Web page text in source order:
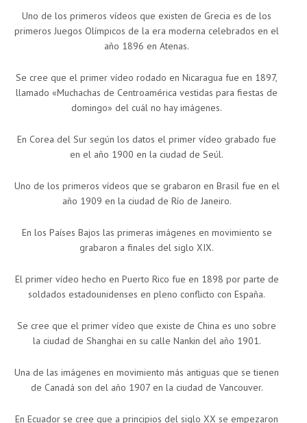
Uno de los primeros vídeos que existen de Grecia es de los
primeros Juegos Olímpicos de la era moderna celebrados en el
año 1896 en Atenas.
Se cree que el primer vídeo rodado en Nicaragua fue en 1897,
llamado «Muchachas de Centroamérica vestidas para fiestas de
domingo» del cuál no hay imágenes.
En Corea del Sur según los datos el primer vídeo grabado fue
en el año 1900 en la ciudad de Seúl.
Uno de los primeros vídeos que se grabaron en Brasil fue en el
año 1909 en la ciudad de Río de Janeiro.
En los Países Bajos las primeras imágenes en movimiento se
grabaron a finales del siglo XIX.
El primer vídeo hecho en Puerto Rico fue en 1898 por parte de
soldados estadounidenses en pleno conflicto con España.
Se cree que el primer vídeo que existe de China es uno sobre
la ciudad de Shanghai en su calle Nankin del año 1901.
Una de las imágenes en movimiento más antiguas que se tienen
de Canadá son del año 1907 en la ciudad de Vancouver.
En Ecuador se cree que a principios del siglo XX se empezaron